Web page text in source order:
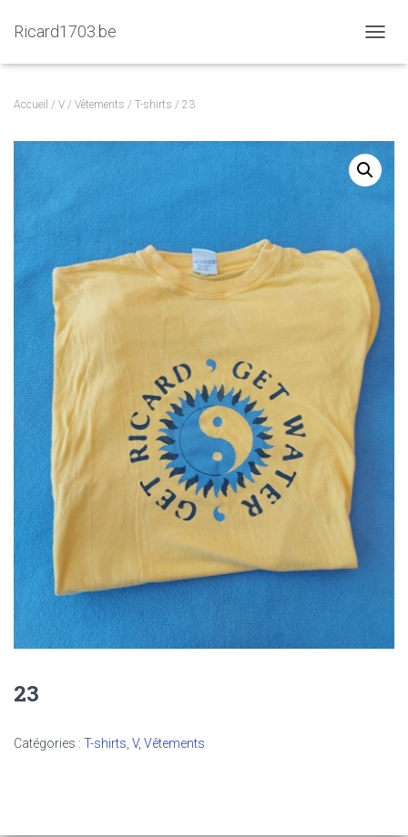
Ricard1703.be
É
L
A
G
A
T
O
Accueil / V / Vêtements / T-shirts / 23
23
Catégories : T-shirts V, Vêtements